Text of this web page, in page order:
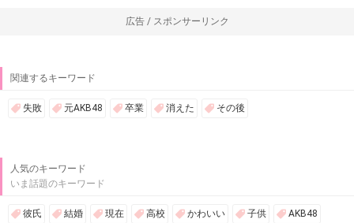
広告 / スポンサーリンク
関連するキーワード
失敗 元AKB48 卒業 消えた その後
人気のキーワード
いま話題のキーワード
彼氏 結婚 現在 高校 かわいい 子供 AKB48